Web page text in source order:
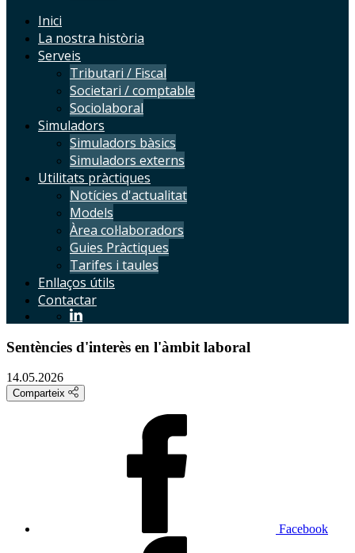
Inici
La nostra història
Serveis
Tributari / Fiscal
Societari / comptable
Sociolaboral
Simuladors
Simuladors bàsics
Simuladors externs
Utilitats pràctiques
Notícies d'actualitat
Models
Àrea col·laboradors
Guies Pràctiques
Tarifes i taules
Enllaços útils
Contactar
Sentències d'interès en l'àmbit laboral
14.05.2026
Comparteix
Facebook